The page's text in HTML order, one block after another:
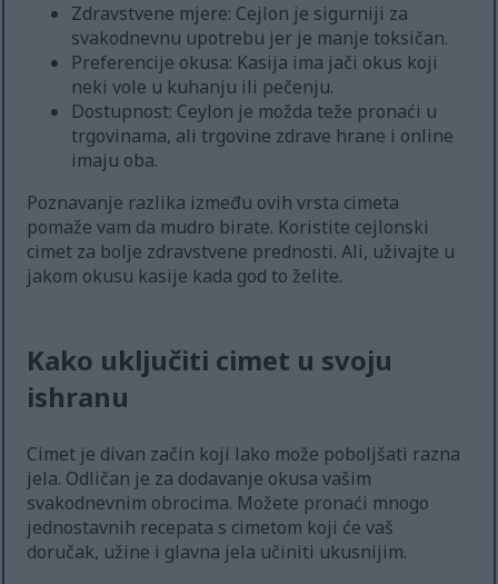
Zdravstvene mjere: Cejlon je sigurniji za
svakodnevnu upotrebu jer je manje toksičan.
Preferencije okusa: Kasija ima jači okus koji
neki vole u kuhanju ili pečenju.
Dostupnost: Ceylon je možda teže pronaći u
trgovinama, ali trgovine zdrave hrane i online
imaju oba.
Poznavanje razlika između ovih vrsta cimeta
pomaže vam da mudro birate. Koristite cejlonski
cimet za bolje zdravstvene prednosti. Ali, uživajte u
jakom okusu kasije kada god to želite.
Kako uključiti cimet u svoju
ishranu
Cimet je divan začin koji lako može poboljšati razna
jela. Odličan je za dodavanje okusa vašim
svakodnevnim obrocima. Možete pronaći mnogo
jednostavnih recepata s cimetom koji će vaš
doručak, užine i glavna jela učiniti ukusnijim.